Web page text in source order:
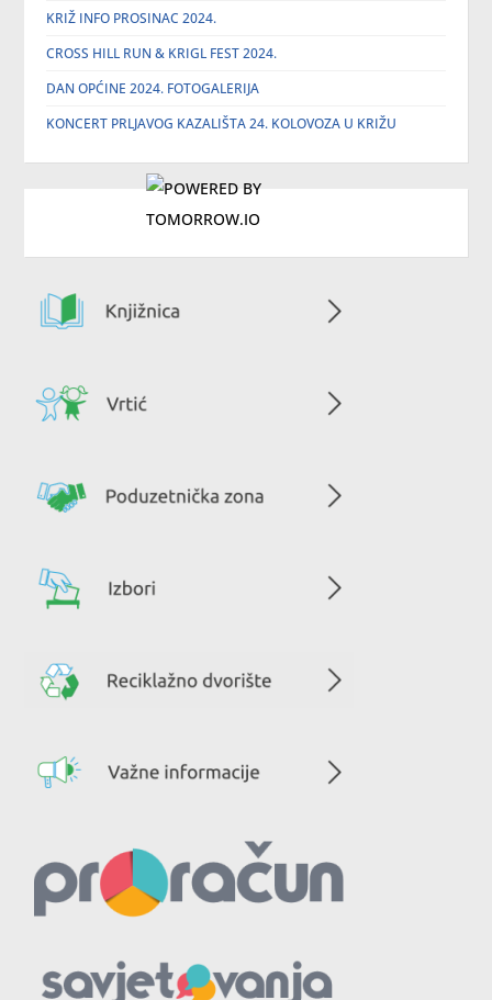
KRIŽ INFO PROSINAC 2024.
CROSS HILL RUN & KRIGL FEST 2024.
DAN OPĆINE 2024. FOTOGALERIJA
KONCERT PRLJAVOG KAZALIŠTA 24. KOLOVOZA U KRIŽU